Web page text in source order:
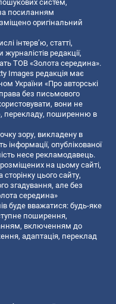
систем,
посиланням
оригінальний
інтерв’ю, статті,
редакції,
ТОВ «Золота середина».
Images редакція має
України «Про авторські
без письмового
вони не
перекладу, поширенню в
зору, викладену в
інформації, опублікованої
несе рекламодавець.
на цьому сайті,
цього сайту,
згадування, але без
середина»
буде вважатися: будь-яке
поширення,
включенням до
адаптація, переклад